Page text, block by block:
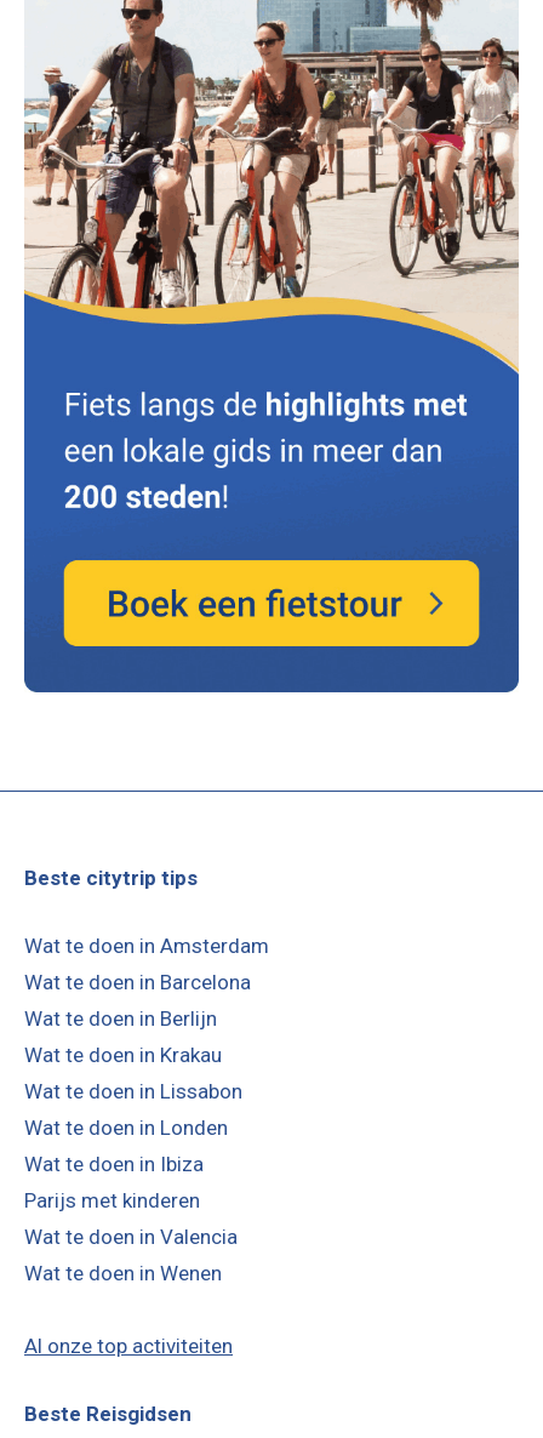
Beste citytrip tips
Wat te doen in Amsterdam
Wat te doen in Barcelona
Wat te doen in Berlijn
Wat te doen in Krakau
Wat te doen in Lissabon
Wat te doen in Londen
Wat te doen in Ibiza
Parijs met kinderen
Wat te doen in Valencia
Wat te doen in Wenen
Al onze top activiteiten
Beste Reisgidsen